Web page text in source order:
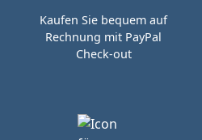
Kaufen Sie bequem auf
Rechnung mit PayPal
Check-out